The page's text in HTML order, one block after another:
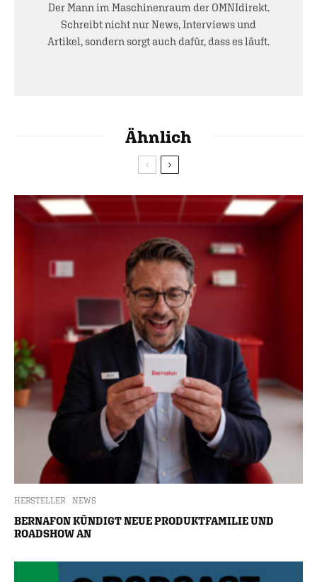
Der Mann im Maschinenraum der OMNIdirekt.
Schreibt nicht nur News, Interviews und
Artikel, sondern sorgt auch dafür, dass es läuft.
Ähnlich
HERSTELLER NEWS
BERNAFON KÜNDIGT NEUE PRODUKTFAMILIE UND
ROADSHOW AN